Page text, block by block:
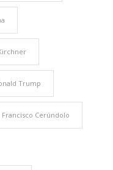
Trump
Francisco Cerúndolo